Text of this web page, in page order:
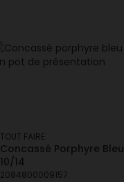
TOUT FAIRE
Concassé Porphyre Bleu
10/14
2084800009157